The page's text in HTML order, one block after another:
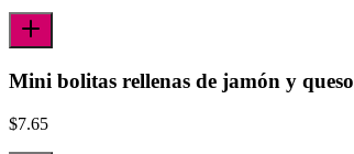
Mini bolitas rellenas de jamón y queso
$7.65